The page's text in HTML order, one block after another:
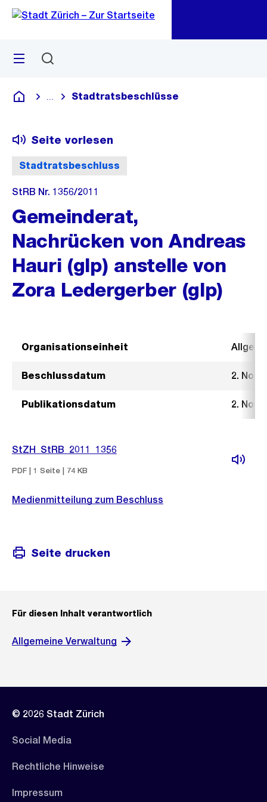
Navigation
Sprunglink
Menü
Deutsch
Blende alle Breadcrumbs ein
Stadtratsbeschlüsse
Stadtratsbeschluss
Seite vorlesen
StRB Nr. 1356/2011
Gemeinderat,
Nachrücken von Andreas
Hauri (glp) anstelle von
Zora Ledergerber (glp)
Organisationseinheit
Beschlussdatum 2.
Publikationsdatum 2.
StZH_StRB_2011_1356
PDF | 1 Seite | 74 KB
Medienmitteilung zum Beschluss
Seite drucken
Für diesen Inhalt verantwortlich
Allgemeine Verwaltung
© 2026 Stadt Zürich
Social Media
Rechtliche Hinweise
Impressum